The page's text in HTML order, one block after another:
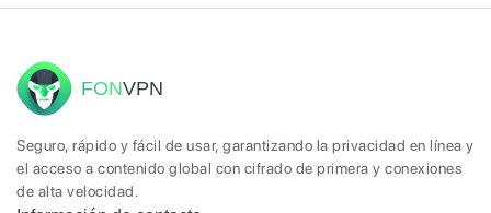
FONVPN
Seguro, rápido y fácil de usar, garantizando la privacidad en línea y
el acceso a contenido global con cifrado de primera y conexiones
de alta velocidad.